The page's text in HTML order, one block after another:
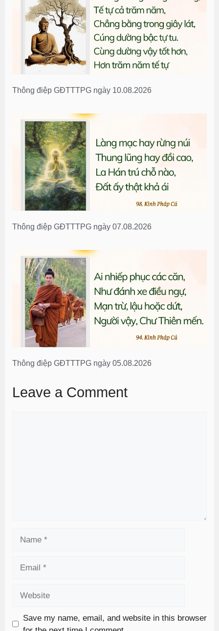
Thông điệp GĐTTTPG ngày 10.08.2026
Thông điệp GĐTTTPG ngày 07.08.2026
Thông điệp GĐTTTPG ngày 05.08.2026
Leave a Comment
Save my name, email, and website in this browser